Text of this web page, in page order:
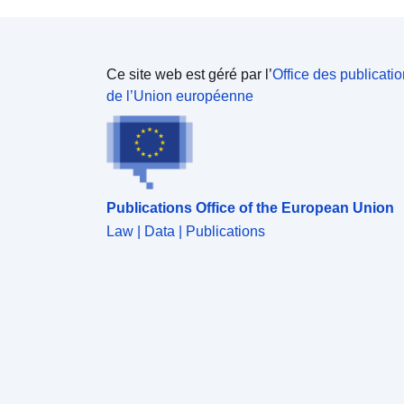
Ce site web est géré par l’Office des
de l’Union européenne
Publications Office of the European Union
Law | Data | Publications